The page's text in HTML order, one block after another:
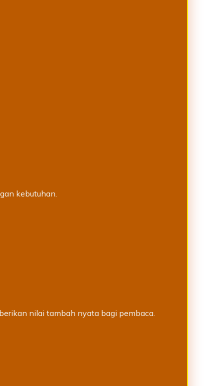
kebutuhan.
nilai tambah nyata bagi pembaca.